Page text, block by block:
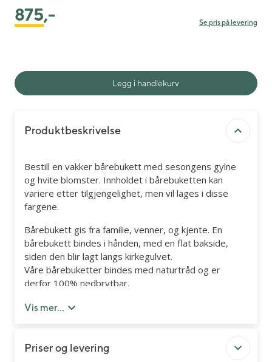
875,- Se pris på levering
Legg i handlekurv
Produktbeskrivelse
Bestill en vakker bårebukett med sesongens gylne
og hvite blomster. Innholdet i bårebuketten kan
variere etter tilgjengelighet, men vil lages i disse
fargene.
Bårebukett gis fra familie, venner, og kjente. En
bårebukett bindes i hånden, med en flat bakside,
siden den blir lagt langs kirkegulvet.
Våre bårebuketter bindes med naturtråd og er
derfor 100% nedbrytbar.
Du kan legge til kort og bånd med personlig hilsen
Vis mer...
Priser og levering